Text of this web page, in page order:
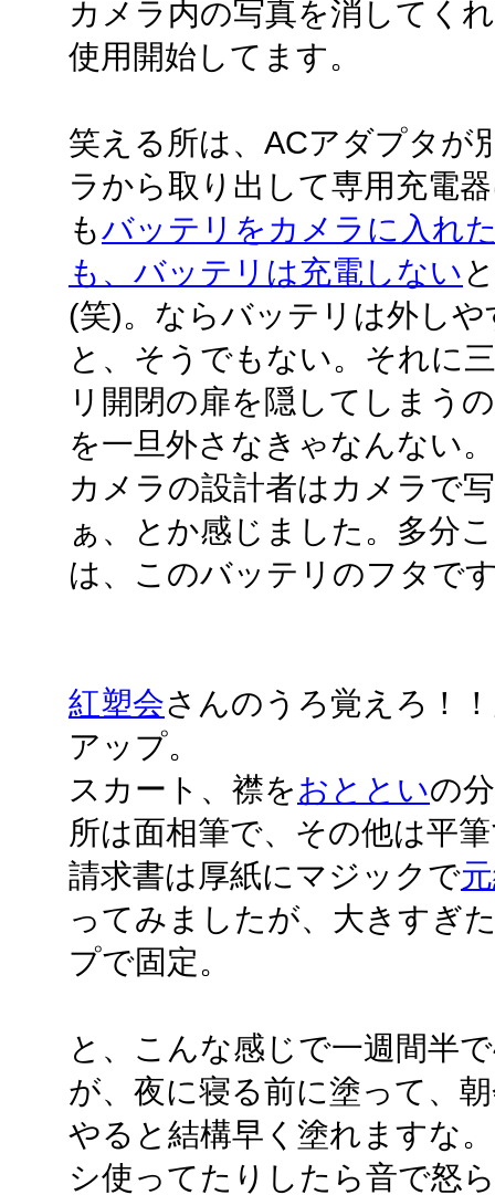
カメラ内の写真を消してく
使用開始してます。
笑える所は、ACアダプタが
ラから取り出して専用充電
もバッテリをカメラに入れ
も、バッテリは充電しない
(笑)。ならバッテリは外し
と、そうでもない。それに
リ開閉の扉を隠してしまう
を一旦外さなきゃなんない
カメラの設計者はカメラで
ぁ、とか感じました。多分
は、このバッテリのフタで
紅塑会さんのうろ覚えろ！
アップ。
スカート、襟をおとといの
所は面相筆で、その他は平
請求書は厚紙にマジックで
ってみましたが、大きすぎ
プで固定。
と、こんな感じで一週間半
が、夜に寝る前に塗って、
やると結構早く塗れますな
シ使ってたりしたら音で怒